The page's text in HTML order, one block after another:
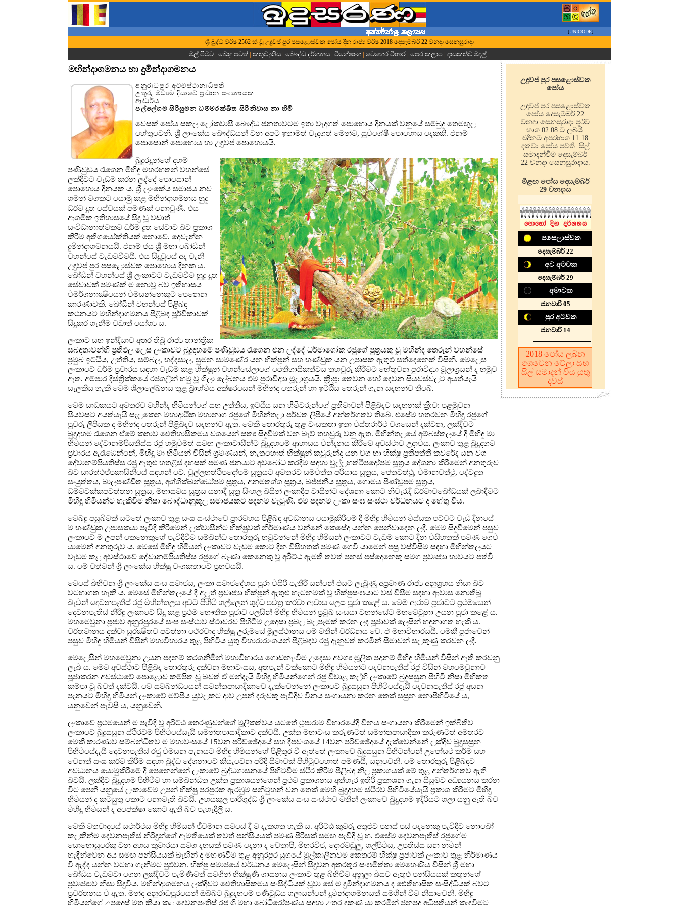
[UNICODE]
ශ්‍රී බුද්ධ වර්ෂ 2562 ක් වූ උඳුවප් පුර පසළොස්වක පෝය දින රාජ්‍ය වර්ෂ 2018 දෙසැම්බර් 22 වනදා සෙනසුරාදා
මුල් පිටුව | බොදු පුවත් | කතුවැකිය | බෞද්ධ දර්ශනය | විශේෂාංග | වෙහෙර විහාර | පෙර කලාප | දායකත්ව මුදල් |
මහින්දාගමනය හා දුමින්දාගමනය
අනුරාධපුර අටමස්ථානාධිපති
උතුරු මධ්‍යම දිසාවේ ප්‍රධාන සංඝනායක
ආචාර්ය
පල්ලේගම සිරිසුමන ධම්මරක්ඛිත සිරිනිවාස නා හිමි
වෙසක් පෝය සකල ලෝකවාසී බෞද්ධ ජනතාවටම ඉතා වැදගත් පොහොය දිනයක් වනුයේ සම්බුදු තෙමඟුල
හේතුවෙනි. ශ්‍රී ලාංකේය බෞද්ධයන් වන අපට ඉතාමත් වැදගත් මෙන්ම, සුවිශේෂී පොහොය දෙකකි. එනම්
පොසොන් පොහොය හා උඳුවප් පොහොයයි.
බුදුරදුන්ගේ දහම්
පණිවුඩය රැගෙන මිහිඳු මහරහතන් වහන්සේ
ලක්දිවට වැඩම කරන ලද්දේ පොසොන්
පොහොය දිනයක ය. ශ්‍රී ලාංකේය සමාජය නව
ගමන් මගකට යොමු කළ මහින්දාගමනය හුදු
ධර්ම දූත සේවයක් පමණක් නොවුණි. එය
ආගමික ඉතිහාසයේ සිදු වූ වඩාත්
සංවිධානාත්මකම ධර්ම දූත සේවාව බව ප්‍රකාශ
කිරීම අතිශයෝක්තියක් නොවේ. දෙවැන්න
දුමින්දාගමනයයි. එනම් ජය ශ්‍රී මහා බෝධීන්
වහන්සේ වැඩමවීමයි. එය සිදුවූයේ අද වැනි
උඳුවප් පුර පසළොස්වක පොහොය දිනක ය.
බෝධීන් වහන්සේ ශ්‍රී ලංකාවට වැඩමවීම හුදු දූත
සේවාවක් පමණක් ම නොවූ බව ඉතිහාසය
විමර්ශනාක්‍ෂියෙන් විමසන්නෙකුට පෙනෙන
කාරණාවකි. බෝධීන් වහන්සේ පිළිබඳ
කථනයට මහින්දාගමනය පිළිබඳ පූර්විකාවක්
සිදුකර ගැනීම වඩාත් යෝග්‍ය ය.
ලංකාව සහ ඉන්දියාව අතර තිබූ රාජ්‍ය තාන්ත්‍රික
සබඳතාවන්හි ප්‍රතිඵල ලෙස ලංකාවට බුදුදහමේ පණිවුඩය රැගෙන එන ලද්දේ ධර්මාශෝක රජුගේ පුත්‍රයකු වූ මහින්ද තෙරුන් වහන්සේ
ප්‍රමුඛ ඉට්ඨිය, උත්තිය, සම්බල, භද්දසාල, සුමන සාමණේර යන භික්ෂූන් සහ භණ්ඩුක යන උපාසක ඇතුළු සත්දෙනෙක් විසිනි. මෙලෙස
ලංකාවේ ධර්ම ප්‍රචාරය සඳහා වැඩම කළ භික්ෂූන් වහන්සේලාගේ ඓතිහාසිකත්වය තහවුරු කිරීමට හේතුවන පුරාවිද්‍යා මූලාශ්‍රයන් ද හමුව
ඇත. අම්පාර දිස්ත්‍රික්කයේ රජගලින් හමු වූ ශිලා ලේඛනය එම පුරාවිද්‍යා මූලාශ්‍රයයි. ක්‍රි:පූ: තෙවන හෝ දෙවන සියවස්වලට අයත්යැයි
සැලකිය හැකි මෙම ශිලාලේඛනය තුළ බ්‍රාහ්මීය අක්ෂරයෙන් මහින්ද තෙරුන් හා ඉට්ඨිය තෙරුන් ගැන සඳහන්ව තිබේ.
මෙම සාධකයට අමතරව මහින්ද හිමියන්ගේ සහ උත්තිය, ඉට්ඨිය යන හිමිවරුන්ගේ ප්‍රතිමාවන් පිළිබඳව සඳහනක් ක්‍රි:ව: පළමුවන
සියවසට අයත්යැයි සැලකෙන මහාදාඨික මහානාග රජුගේ මිහින්තලා පර්වත ලිපියේ අන්තර්ගතව තිබේ. එසේම හතරවන මිහිඳු රජුගේ
පුවරු ලිපියක ද මහින්ද තෙරුන් පිළිබඳව සඳහන්ව ඇත. මෙකී තොරතුරු තුළ වංසකතා ඉතා විස්තරාර්ථ වශයෙන් දක්වන, ලක්දිවට
බුදුදහම රැගෙන ඒමේ කතාව ඓතිහාසිකමය වශයෙන් සත්‍ය සිදුවීමක් වන බැව් තහවුරු වනු ඇත. මිහින්තලයේ අම්බස්තලයේ දී මිහිඳු මා
හිමියන් දේවානම්පියතිස්ස රජු හමුවීමත් සමඟ ලංකාවාසීන්ට බුදුදහමේ ආභාසය වින්දනය කිරීමේ අවස්ථාව උදාවිය. ලංකාව තුළ බුදුදහම
ප්‍රචාරය ඇරැඹෙන්නේ, මිහිඳු මා හිමියන් විසින් ශ්‍රමණයන්, නැතහොත් භික්ෂූන් කවුරුන්ද යන වග හා භික්ෂු ප්‍රතිපත්ති කවරේද යන වග
දේවානම්පියතිස්ස රජු ඇතුළු හතළිස් දහසක් පමණ ජනයාට අවබෝධ කරදීම සඳහා චුල්ලහත්‍ථිපදෝපම සූත්‍රය දේශනා කිරීමෙන් අනතුරුව
බව සාරත්ථප්පකාසිනියේ සඳහන් වේ. චුල්ලහත්‍ථිපදෝපම සූත්‍රයට අමතරව සමචිත්ත පරියාය සූත්‍රය, පේතවත්‍ථු, විමානවත්‍ථු, දේවදූත
සංයුත්තය, බාලපණ්ඩිත සූත්‍රය, අග්ගික්ඛන්ධෝපම සූත්‍රය, අනමතග්ග සූත්‍රය, ඛජ්ජනීය සූත්‍රය, ගොමය පිණ්ඩූපම සූත්‍රය,
ධම්මචක්කපවත්තන සූත්‍රය, මහාසමය සූත්‍රය යනාදී සූත්‍ර සිංහල බසින් ලංකාදීප වාසීන්ට දේශනා කොට නිවැරැදි ධර්මාවබෝධයක් ලබාදීමට
මිහිඳු හිමියන්ට හැකිවීම නිසා බෞද්ධානුකූල සමාජයකට පදනම වැටුණි. එම පදනම ලංකා සංඝ සංස්ථා වර්ධනයට ද හේතු විය.
මෙබඳු පසුබිමක් යටතේ ලංකාව තුළ සංඝ සංස්ථාවේ ප්‍රාරම්භය පිළිබඳ අවධානය යොමුකිරීමේ දී මිහිඳු හිමියන් මිස්සක පව්වට වැඩි දිනයේ
ම භණ්ඩුක උපාසකයා පැවිදි කිරීමෙන් ලක්වාසීන්ට භික්ෂුවක් නිර්මාණය වන්නේ කෙසේද යන්න පෙන්වාදෙන ලදී. මෙම සිදුවීමෙන් පසුව
ලංකාවේ ම උපන් කෙනෙකුගේ පැවිදිවීම සම්බන්ධ තොරතුරු හමුවන්නේ මිහිදු හිමියන් ලංකාවට වැඩම කොට දින විසිහතක් පමණ ගෙවී
යාමෙන් අනතුරුව ය. මෙසේ මිහිඳු හිමියන් ලංකාවට වැඩම කොට දින විසිහතක් පමණ ගෙවී යාමෙන් පසු වස්විසීම සඳහා මිහින්තලයට
වැඩම කළ අවස්ථාවේ දේවානම්පියතිස්ස රජුගේ බෑණා කෙනෙකු වූ අරිට්ඨ ඇමති තවත් පනස් පස්දෙනෙකු සමග ප්‍රවෘජ්‍යා භාවයට පත්වී
ය. මේ වත්මන් ශ්‍රී ලාංකේය භික්ෂු වංශකතාවේ ප්‍රභවයයි.
මෙසේ බිහිවන ශ්‍රී ලාංකේය සංඝ සමාජය, ලංකා සමාජදේහය පුරා විසිරී පැතිරී යන්නේ එයට ලැබුණු අප්‍රමාණ රාජ්‍ය අනුග්‍රහය නිසා බව
වටහාගත හැකි ය. මෙසේ මිහින්තලයේ දී අලුත් ප්‍රවෘජ්‍යා භික්ෂූන් ඇතුළු හැටනමක් වූ භික්ෂුසංඝයාට වස් විසීම සඳහා ආවාස නොතිබූ
බැවින් දෙවනපෑතිස් රජු මිහින්තලය අවට පිහිටි ගල්ලෙන් ශුද්ධ පවිත්‍ර කරවා ආවාස ලෙස පූජා කළේ ය. මෙම ආරාම පූජාවට ප්‍රථමයෙන්
දෙවනපෑතිස් නිරිඳු ලංකාවේ සිදු කළ ප්‍රථම භෞතික පූජාව ලෙසින් මිහිඳු හිමියන් ප්‍රමුඛ සංඝයා වහන්සේට මහමෙවුනා උයන පූජා කළේ ය.
මහමෙවුනා පූජාව අනුරපුරයේ සංඝ සංස්ථාව ස්ථාවරව පිහිටීම උදෙසා ප්‍රබල බලපෑමක් කරන ලද පූජාවක් ලෙසින් හඳුනාගත හැකි ය.
වර්තමානය දක්වා සුරක්‍ෂිතව පවත්නා ථේරවාද භික්ෂු උරුමයේ මූලස්ථානය මේ මතින් වර්ධනය වේ. ඒ මහාවිහාරයයි. මෙකී පූජාවෙන්
පසුව මිහිඳු හිමියන් විසින් මහාවිහාරය තුළ පිහිටිය යුතු විහාරාරාංගයන් පිළිබඳව රජු දැනුවත් කරමින් සීමාවන් සලකුණු කරවන ලදී.
මෙලෙසින් මහමෙවුනා උයන පදනම් කරගනිමින් මහාවිහාරය ගොඩනැංවීම උදෙසා අවශ්‍ය මූලික පදනම් මිහිඳු හිමියන් විසින් ඇති කරවනු
ලැබී ය. මෙම අවස්ථාව පිළිබඳ තොරතුරු දක්වන මහාවංසය, අතපැන් වක්කොට මිහිඳු හිමියන්ට දෙවනපෑතිස් රජු විසින් මහමෙවුනාව
පූජාකරන අවස්ථාවේ පොළොව කම්පිත වූ බවත් ඒ මන්දැයි මිහිඳු හිමියන්ගෙන් රජු විචාළ කල්හි ලංකාවේ බුදුසසුන පිහිටි නිසා මිහිකත
කම්පා වූ බවත් දක්වයි. මේ සම්බන්ධයෙන් සමන්තපාසාදිකාවේ දැක්වෙන්නේ ලංකාවේ බුදුසසුන පිහිටියේදැයි දෙවනපෑතිස් රජු අසන
පැනයට මිහිඳු හිමියන් ලංකාවේ මව්පිය යුවලකට දාව උපන් දරුවකු පැවිදිව විනය සංගායනා කරන තෙක් සසුන නොපිහිටියේ ය,
යනුවෙන් පැවසී ය, යනුවෙනි.
ලංකාවේ ප්‍රථමයෙන් ම පැවිදි වූ අරිට්ඨ තෙරණුවන්ගේ මූලිකත්වය යටතේ ථූපාරාම විහාරයේදී විනය සංගායනා කිරීමෙන් ඉක්බිතිව
ලංකාවේ බුදුසසුන ස්ථිරවම පිහිටියේයැයි සමන්තපාසාදිකාව දක්වයි. උක්ත මහාවංස කරුණටත් සමන්තපාසාදිකා කරුණටත් අමතරව
මෙකී කාරණාව සම්බන්ධිතව ම මහාවංසයේ 15වන පරිච්ඡේදයේ සහ දීපවංශයේ 14වන පරිච්ඡේදයේ දැක්වෙන්නේ ලක්දිව බුදුසසුන
පිහිටියේදැයි දෙවනපෑතිස් රජු විමසන පැනයට මිහිඳු හිමියන්ගේ පිළිතුර වී ඇත්තේ ලංකාවේ බුදුසසුන පිහිටන්නේ උපෝසථ කර්ම සහ
වෙනත් සංඝ කර්ම කිරීම සඳහා බුද්ධ දේශනාවේ කියැවෙන පරිදි සීමාවක් පිහිටුවහොත් පමණයි, යනුවෙනි. මේ තොරතුරු පිළිබඳව
අවධානය යොමුකිරීමේ දී පෙනෙන්නේ ලංකාවේ බුද්ධශාසනයේ පිහිටවීම ස්ථිර කිරීම පිළිබඳ නිල ප්‍රකාශයක් මේ තුළ අන්තර්ගතව ඇති
බවයි. ලක්දිව බුදුදහම පිහිටීම හා සම්බන්ධිත උක්ත ප්‍රකාශයන්ගෙන් ප්‍රථම ප්‍රකාශනය අත්හැර ඉතිරි ප්‍රකාශන ගැන සියුම්ව අධ්‍යයනය කරන
විට පෙනී යනුයේ ලංකාවේම උපන් භික්ෂු පරපුරක ඇරඹුම සනිටුහන් වන තෙක් මෙහි බුදුදහම ස්ථිරව පිහිටියේයැයි ප්‍රකාශ කිරීමට මිහිඳු
හිමියන් ද කටයුතු කොට නොමැති බවයි. උභයකුල පාරිශුද්ධ ශ්‍රී ලාංකේය සංඝ සංස්ථාව මතින් ලංකාවේ බුදුදහම ඉදිරියට ගලා යනු ඇති බව
මිහිඳු හිමියන් ද අපේක්ෂා කොට ඇති බව පැහැදිලි ය.
මෙකී මතවාදයේ යථාර්ථය මිහිඳු හිමියන් ජීවමාන සමයේ දී ම දැකගත හැකි ය. අරිට්ඨ කුමරු අතුළුව පනස් පස් දෙනෙකු පැවිදිව නොබෝ
කලකින්ම දෙවනපෑතිස් නිරිඳුන්ගේ ඇමතියෙක් තවත් පන්සියයක් පමණ පිරිසක් සමඟ පැවිදි වූ හ. එසේම දෙවනපෑතිස් රජුගේම
සොහොයුරෙකු වන අභය කුමාරයා සමග දහසක් පමණ දෙනා ද චේතාපි, මිහරවිජ, දොරමඬුලු, ගල්පිටිය, උපතිස්ස යන නමින්
හැඳීන්වෙන අය සමඟ පන්සියයක් බැඟින් ද මහණවීම තුළ අනුරපුර යුගයේ මුල්කාලීනවම කෙතරම් භික්ෂු ප්‍රජාවක් ලංකාව තුළ නිර්මාණය
වී ඇද්ද යන්න වටහා ගැනීමට පුළුවන. භික්ෂු සමාජයේ වර්ධනය මෙලෙසින් සිදුවන අතරතුර සංඝමිත්තා මෙහෙණිය විසින් ශ්‍රී මහා
බෝධිය වැඩමවා ගෙන ලක්දිවට පැමිණීමත් සමගින් භික්ෂුණී ශාසනය ලංකාව තුළ බිහිවීම අනුලා බිසව ඇතුළු පන්සියයක් කතුන්ගේ
ප්‍රවෘජ්‍යාව නිසා සිදුවිය. මහින්දාගමනය ලක්දිවට ඓතිහාසිකමය සංසිද්ධියක් වූවා සේ ම දුමින්දාගමනය ද ඓතිහාසික සංසිද්ධියක් බවට
ප්‍රවර්තනය වී ඇත. මන්ද අනුරාධපුරයෙන් ඔබ්බට බුදුදහමේ පණිවුඩය ගලායන්නේ දුමින්දාගමනයත් සමගින් වීම නිසාවෙනි. මිහිඳු
හිමියන්ගේ උපදෙස් මත ක්‍රියා කළ දෙවනපෑතිස් රජු ශ්‍රී මහා බෝධිරෝපණය සඳහා උතුර දකුණ යා කරමින් ජනපද අධිපතියන් කැඳවීමට
උඳුවප් පුර පසළොස්වක
පෝය
උඳුවප් පුර පසළොස්වක
පෝය දෙසැම්බර් 22
වනදා සෙනසුරාදා පූර්ව
භාග 02.08 ට ලබයි.
එදිනම අපරභාග 11.18
දක්වා පෝය පවතී. සිල්
සමාදන්වීම දෙසැම්බර්
22 වනදා සෙනසුරාදාය.
මීළඟ පෝය දෙසැම්බර්
29 වනදාය
පසෙලාස්වක
දෙසැම්බර් 22
අව අටවක
දෙසැම්බර් 29
අමාවක
ජනවාරි 05
පුර අටවක
ජනවාරි 14
2018 පෝය ලබන
ගෙවෙන වේලා සහ
සිල් සමාදන් විය යුතු
දවස්